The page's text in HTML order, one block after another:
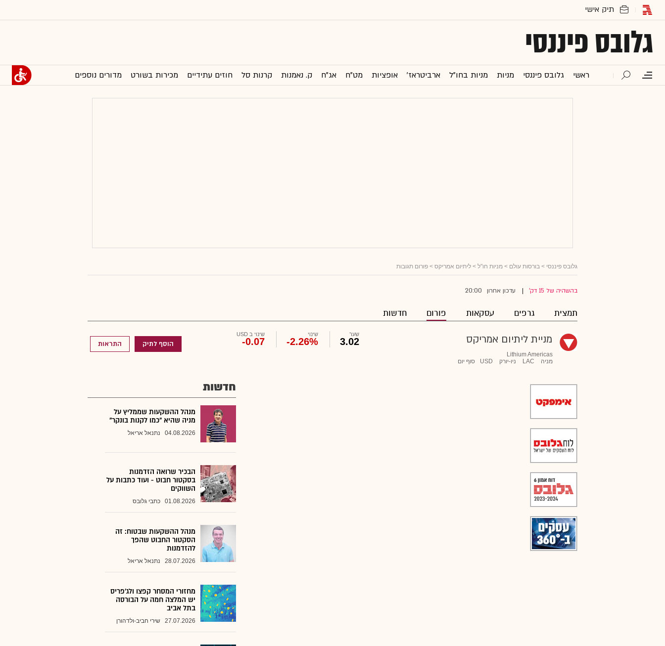
גלובס פיננסי
ראשי גלובס פיננסי מניות מניות בחו"ל ארביטראז' אופציות מט"ח אג"ח ק. נאמנות קרנות סל חוזים עתידיים מכירות בשורט מדורים נוספים
גלובס פיננסי > בורסות עולם > מניות חו"ל > ליתיום אמריקס > פורום תגובות
בהשהיה של 15 דק' עדכון אחרון 20:00
תמצית גרפים עסקאות פורום חדשות
מניית ליתיום אמריקס
Lithium Americas
מניה
LAC ניו-יורק USD סוף יום
שער
3.02
שינוי
-2.26%
שינוי ב USD
-0.07 הוסף לתיק התראות
חדשות
מנהל ההשקעות שממליץ על
מניה שהיא "כמו לקנות בונקר"
04.08.2026 נתנאל אריאל
הבכיר שרואה הזדמנות
בסקטור חבוט - ועוד כתבות על
השווקים
01.08.2026 כתבי גלובס
מנהל ההשקעות שבטוח: זה
הסקטור החבוט שהפך
להזדמנות
28.07.2026 נתנאל אריאל
מחזורי המסחר קפצו ולג'פריס
יש המלצה חמה על הבורסה
בתל אביב
27.07.2026 שירי חביב-ולדהורן